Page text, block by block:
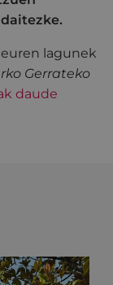
lagunek
Gerrateko
daude